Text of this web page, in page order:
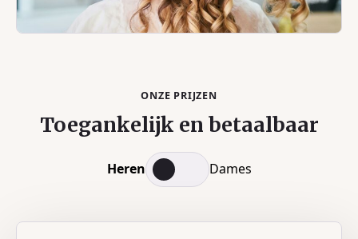
ONZE PRIJZEN
Toegankelijk en betaalbaar
Heren Dames